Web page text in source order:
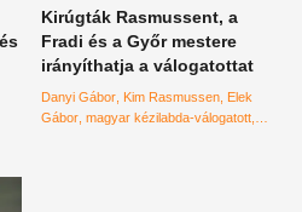
Kirúgták Rasmussent, a
Fradi és a Győr mestere
irányíthatja a válogatottat
Danyi Gábor Kim Rasmussen Elek
Gábor magyar kézilabda-válogatott